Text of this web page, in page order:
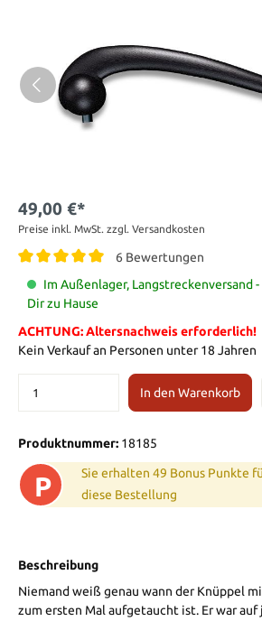
49,00 €*
Preise inkl. MwSt. zzgl. Versandkosten
6 Bewertungen
Im Außenlager, Langstreckenversand
Dir zu Hause
ACHTUNG: Altersnachweis erforderlich!
Kein Verkauf an Personen unter 18 Jahren
In den Warenkorb
Produktnummer: 18185
P
Sie erhalten 49 Bonus Punkte
diese Bestellung
Beschreibung
Niemand weiß genau wann der Knüppel
zum ersten Mal aufgetaucht ist. Er war auf